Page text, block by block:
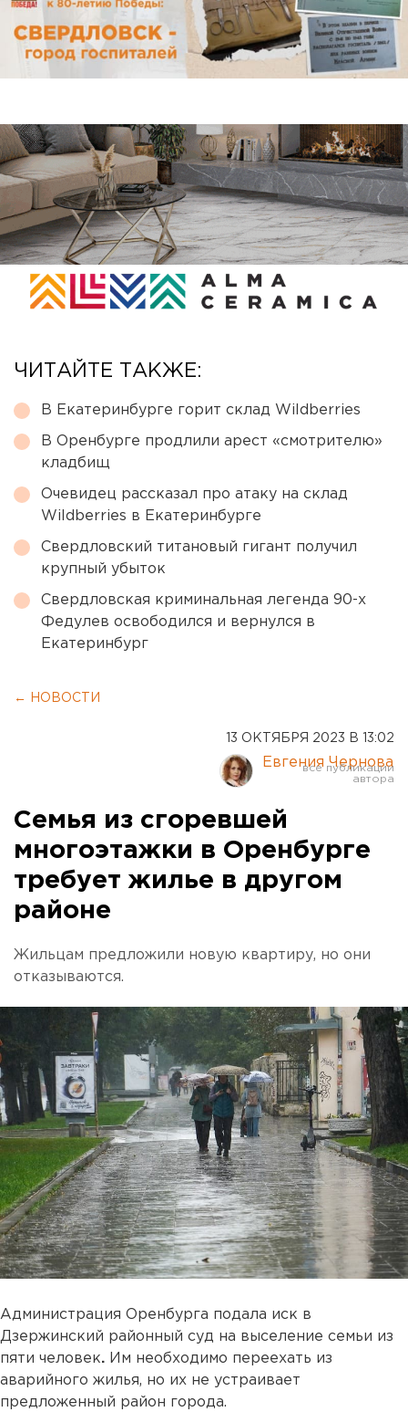
ЧИТАЙТЕ ТАКЖЕ:
В Екатеринбурге горит склад Wildberries
В Оренбурге продлили арест «смотрителю»
кладбищ
Очевидец рассказал про атаку на склад
Wildberries в Екатеринбурге
Свердловский титановый гигант получил
крупный убыток
Свердловская криминальная легенда 90-х
Федулев освободился и вернулся в
Екатеринбург
← НОВОСТИ
13 ОКТЯБРЯ 2023 В 13:02
Евгения Чернова
Семья из сгоревшей
многоэтажки в Оренбурге
требует жилье в другом
районе
Жильцам предложили новую квартиру, но они
отказываются.
Администрация Оренбурга подала иск в
Дзержинский районный суд на выселение семьи из
пяти человек. Им необходимо переехать из
аварийного жилья, но их не устраивает
предложенный район города.